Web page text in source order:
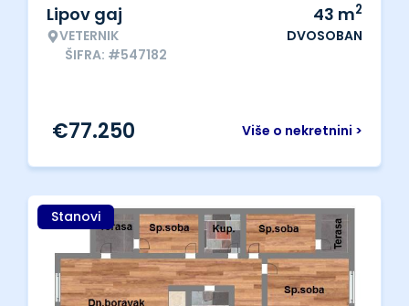
Lipov gaj
VETERNIK
ŠIFRA: #547182
43 m2
DVOSOBAN
Više o nekretnini >
€77.250
Stanovi